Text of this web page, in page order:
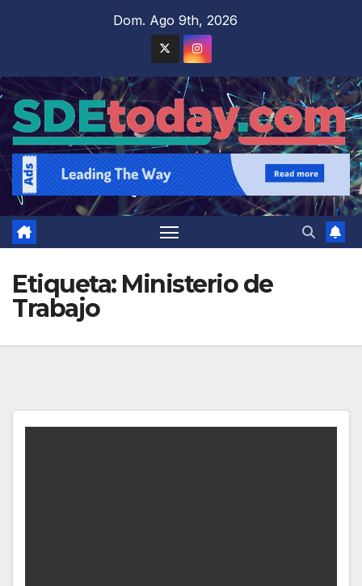
Dom. Ago 9th, 2026
Etiqueta: Ministerio de
Trabajo